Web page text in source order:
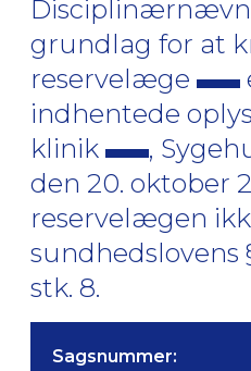
Disciplinærnævn
grundlag for at
reservelæge
indhentede
klinik
,
den 20. oktober
reservelægen
sundhedslovens
stk. 8.
Sagsnummer: